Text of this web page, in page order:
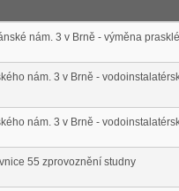
nám. 3 v Brně - výměna
nám. 3 v Brně -
nám. 3 v Brně -
55 zprovoznění studny